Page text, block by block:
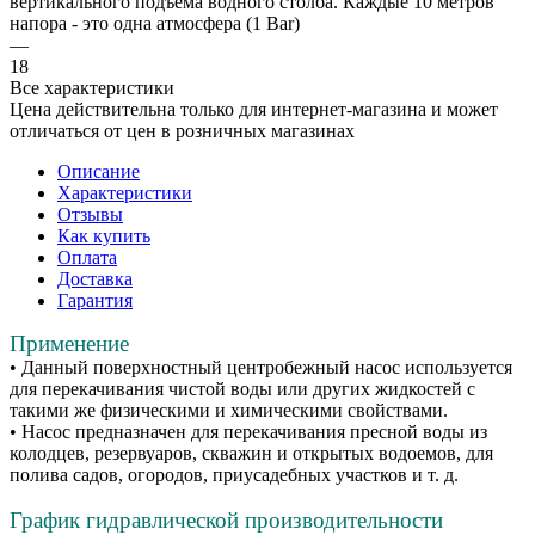
напора - это одна атмосфера (1 Bar)
—
18
Все характеристики
Цена действительна только для интернет-магазина и может
отличаться от цен в розничных магазинах
Описание
Характеристики
Отзывы
Как купить
Оплата
Доставка
Гарантия
Применение
• Данный поверхностный центробежный насос используется
для перекачивания чистой воды или других жидкостей с
такими же физическими и химическими свойствами.
• Насос предназначен для перекачивания пресной воды из
колодцев, резервуаров, скважин и открытых водоемов, для
полива садов, огородов, приусадебных участков и т. д.
График гидравлической производительности